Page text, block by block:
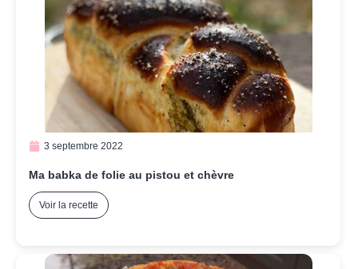
3 septembre 2022
Ma babka de folie au pistou et chèvre
Voir la recette